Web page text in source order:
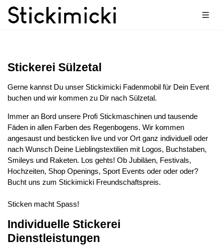
Stickerei Sülzetal
Gerne kannst Du unser Stickimicki Fadenmobil für Dein Event
buchen und wir kommen zu Dir nach Sülzetal.
Immer an Bord unsere Profi Stickmaschinen und tausende
Fäden in allen Farben des Regenbogens. Wir kommen
angesaust und besticken live und vor Ort ganz individuell oder
nach Wunsch Deine Lieblingstextilien mit Logos, Buchstaben,
Smileys und Raketen. Los gehts! Ob Jubiläen, Festivals,
Hochzeiten, Shop Openings, Sport Events oder oder oder?
Bucht uns zum Stickimicki Freundschaftspreis.
Sticken macht Spass!
Individuelle Stickerei
Dienstleistungen